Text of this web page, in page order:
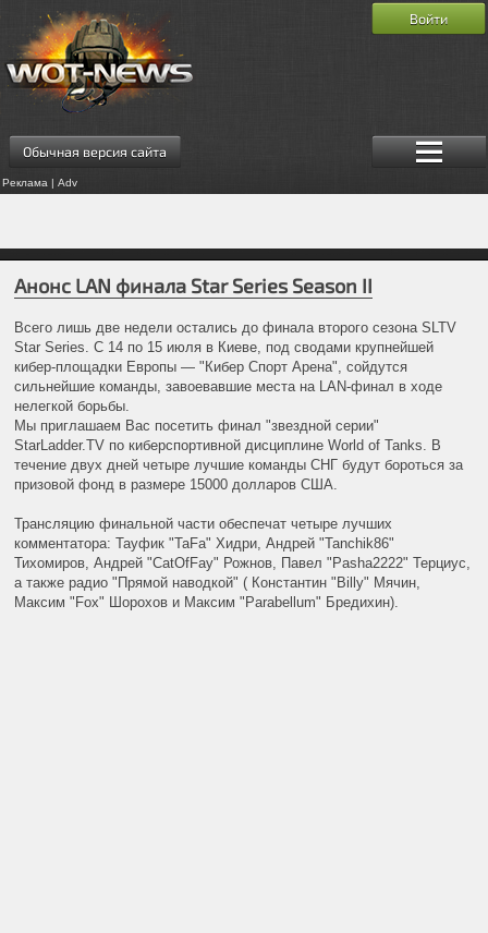
Обычная версия сайта
Реклама | Adv
Войти
Анонс LAN финала Star Series Season II
Всего лишь две недели остались до финала второго сезона SLTV
Star Series. С 14 по 15 июля в Киеве, под сводами крупнейшей
кибер-площадки Европы — "Кибер Спорт Арена", сойдутся
сильнейшие команды, завоевавшие места на LAN-финал в ходе
нелегкой борьбы.
Мы приглашаем Вас посетить финал "звездной серии"
StarLadder.TV по киберспортивной дисциплине World of Tanks. В
течение двух дней четыре лучшие команды СНГ будут бороться за
призовой фонд в размере 15000 долларов США.
Трансляцию финальной части обеспечат четыре лучших
комментатора: Тауфик "TaFa" Хидри, Андрей "Tanchik86"
Тихомиров, Андрей "CatOfFay" Рожнов, Павел "Pasha2222" Терциус,
а также радио "Прямой наводкой" ( Константин "Billy" Мячин,
Максим "Fox" Шорохов и Максим "Parabellum" Бредихин).